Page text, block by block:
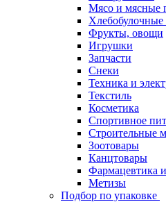
Мясо и мясные
Хлебобулочные
Фрукты, овощи
Игрушки
Запчасти
Снеки
Техника и
Текстиль
Косметика
Спортивное
Строительные
Зоотовары
Канцтовары
Фармацевтика
Метизы
Подбор по упаковке